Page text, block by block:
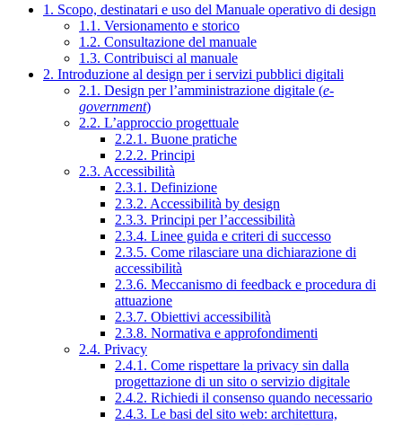
1. Scopo, destinatari e uso del Manuale operativo di design
1.1. Versionamento e storico
1.2. Consultazione del manuale
1.3. Contribuisci al manuale
2. Introduzione al design per i servizi pubblici digitali
2.1. Design per l’amministrazione digitale (e-
government)
2.2. L’approccio progettuale
2.2.1. Buone pratiche
2.2.2. Principi
2.3. Accessibilità
2.3.1. Definizione
2.3.2. Accessibilità by design
2.3.3. Principi per l’accessibilità
2.3.4. Linee guida e criteri di successo
2.3.5. Come rilasciare una dichiarazione di
accessibilità
2.3.6. Meccanismo di feedback e procedura di
attuazione
2.3.7. Obiettivi accessibilità
2.3.8. Normativa e approfondimenti
2.4. Privacy
2.4.1. Come rispettare la privacy sin dalla
progettazione di un sito o servizio digitale
2.4.2. Richiedi il consenso quando necessario
2.4.3. Le basi del sito web: architettura,